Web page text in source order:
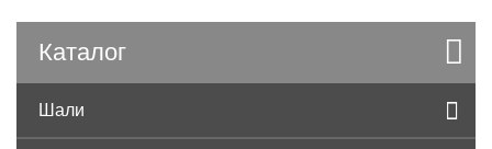
Каталог
Шали